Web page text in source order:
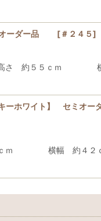
オーダー品 [＃２４５]
約５５ｃｍ 横
ーホワイト】 セミオ
高さ 約５５ｃ